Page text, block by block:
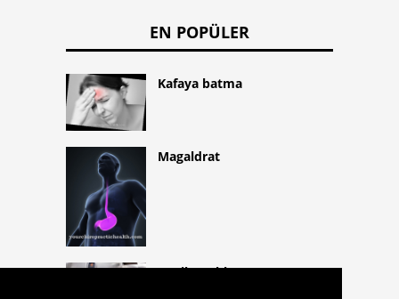
EN POPÜLER
Kafaya batma
Magaldrat
Panik ataklar